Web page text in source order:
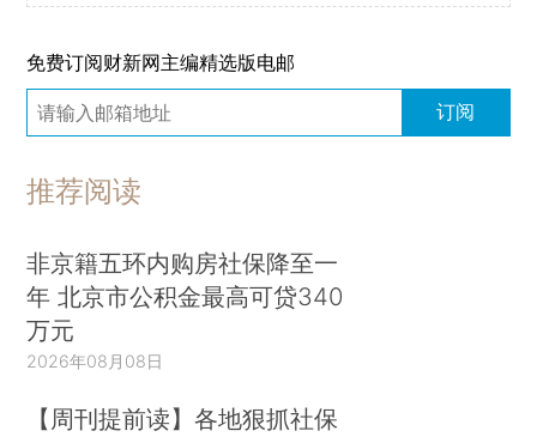
免费订阅财新网主编精选版电邮
订阅
推荐阅读
非京籍五环内购房社保降至一
年 北京市公积金最高可贷340
万元
2026年08月08日
【周刊提前读】各地狠抓社保